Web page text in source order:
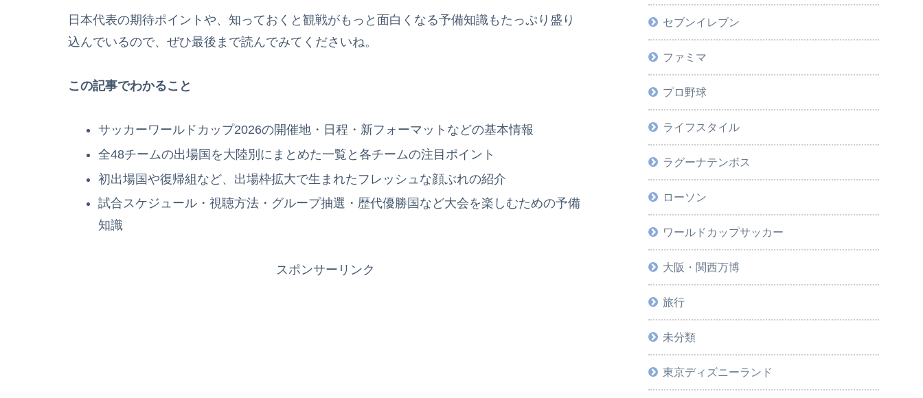
日本代表の期待ポイントや、知っておくと観戦がもっと面白くなる予備知識もたっぷり盛り
込んでいるので、ぜひ最後まで読んでみてくださいね。
この記事でわかること
サッカーワールドカップ2026の開催地・日程・新フォーマットなどの基本情報
全48チームの出場国を大陸別にまとめた一覧と各チームの注目ポイント
初出場国や復帰組など、出場枠拡大で生まれたフレッシュな顔ぶれの紹介
試合スケジュール・視聴方法・グループ抽選・歴代優勝国など大会を楽しむための予備
知識
スポンサーリンク
セブンイレブン
ファミマ
プロ野球
ライフスタイル
ラグーナテンボス
ローソン
ワールドカップサッカー
大阪・関西万博
旅行
未分類
東京ディズニーランド